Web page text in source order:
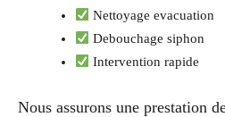
Nettoyage evacuation
Debouchage siphon
Intervention rapide
Nous assurons une prestation